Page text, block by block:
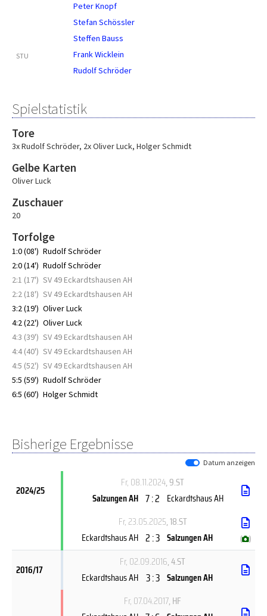
Peter Knopf
Stefan Schössler
Steffen Bauss
STU
Frank Wicklein
Rudolf Schröder
Spielstatistik
Tore
3x Rudolf Schröder, 2x Oliver Luck, Holger Schmidt
Gelbe Karten
Oliver Luck
Zuschauer
20
Torfolge
1:0 (08') Rudolf Schröder
2:0 (14') Rudolf Schröder
2:1 (17') SV 49 Eckardtshausen AH
2:2 (18') SV 49 Eckardtshausen AH
3:2 (19') Oliver Luck
4:2 (22') Oliver Luck
4:3 (39') SV 49 Eckardtshausen AH
4:4 (40') SV 49 Eckardtshausen AH
4:5 (52') SV 49 Eckardtshausen AH
5:5 (59') Rudolf Schröder
6:5 (60') Holger Schmidt
Bisherige Ergebnisse
Datum anzeigen
2024/25
Fr, 08.11.2024, 9.ST
Salzungen AH 7 : 2 Eckardtshaus AH
Fr, 23.05.2025, 18.ST
Eckardtshaus AH 2 : 3 Salzungen AH ( )
2016/17
Fr, 02.09.2016, 4.ST
Eckardtshaus AH 3 : 3 Salzungen AH
Fr, 07.04.2017, HF